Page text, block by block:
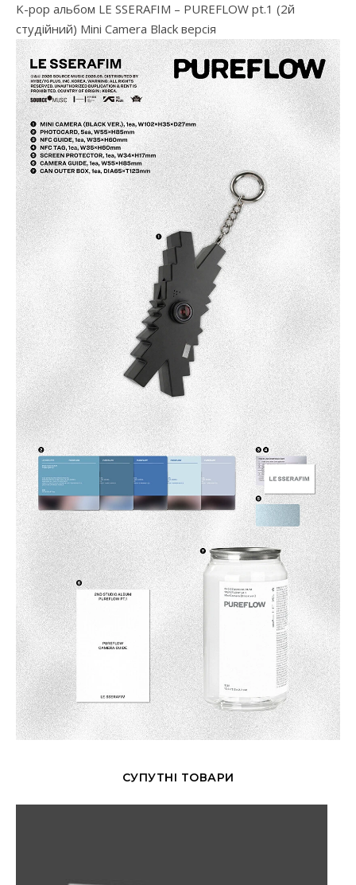
K-pop альбом LE SSERAFIM – PUREFLOW pt.1 (2й
студійний) Mini Camera Black версія
СУПУТНІ ТОВАРИ